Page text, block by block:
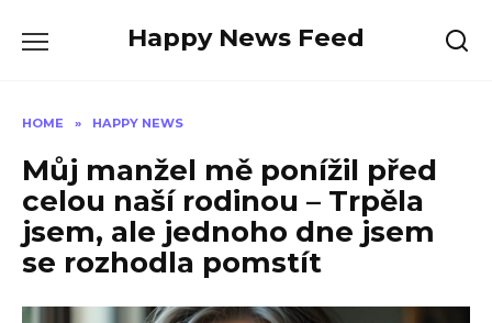
Happy News Feed
HOME » HAPPY NEWS
Můj manžel mě ponížil před
celou naší rodinou – Trpěla
jsem, ale jednoho dne jsem
se rozhodla pomstít